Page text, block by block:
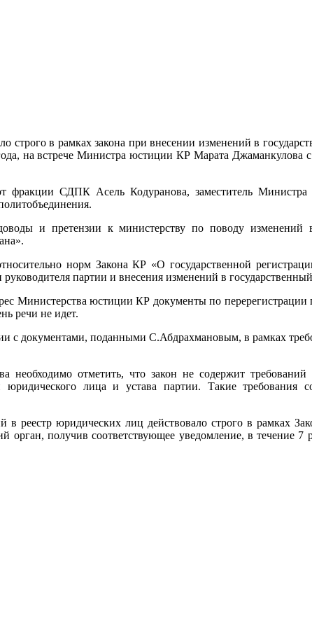
строго в рамках закона при внесении изменений в
на встрече Министра юстиции КР Марата Джаманкулова
СДПК Асель Кодуранова, заместитель
и претензии к министерству по поводу изменений
норм Закона КР «О государственной
партии и внесения изменений в
Министерства юстиции КР документы по
речи не идет.
с документами, поданными С.Абдрахмановым, в рамках
необходимо отметить, что закон не содержит
юридического лица и устава партии. Такие
реестр юридических лиц действовало строго в рамках
орган, получив соответствующее уведомление, в течение 7